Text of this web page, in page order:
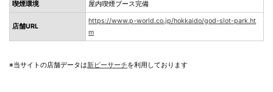
喫煙環境 屋内喫煙ブース完備
店舗URL
https://www.p-world.co.jp/hokkaido/god-slot-park.ht
m
※当サイトの店舗データは新ピーサーチを利用しております